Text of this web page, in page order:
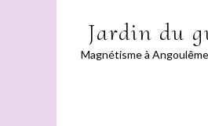
Jardin du
Magnétisme à Angoulême